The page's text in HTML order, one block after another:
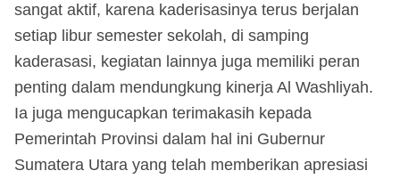
sangat aktif, karena kaderisasinya terus berjalan
setiap libur semester sekolah, di samping
kaderasasi, kegiatan lainnya juga memiliki peran
penting dalam mendungkung kinerja Al Washliyah.
Ia juga mengucapkan terimakasih kepada
Pemerintah Provinsi dalam hal ini Gubernur
Sumatera Utara yang telah memberikan apresiasi